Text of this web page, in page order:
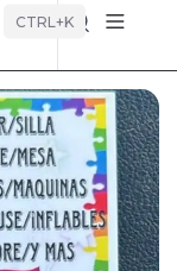
CTRL+K